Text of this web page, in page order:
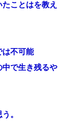
ことはを教え
は不可能
で生き残るや
。